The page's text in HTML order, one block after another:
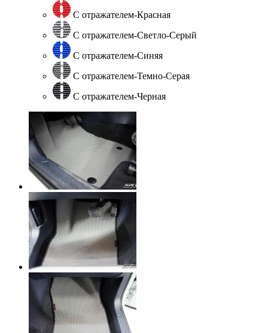
С отражателем-Красная
С отражателем-Светло-Серый
С отражателем-Синяя
С отражателем-Темно-Серая
С отражателем-Черная